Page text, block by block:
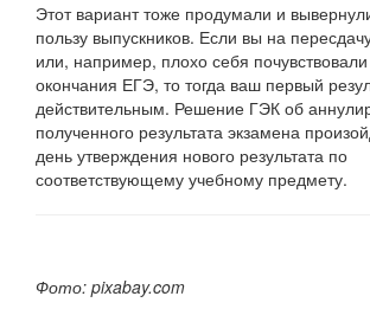
Этот вариант тоже продумали и
пользу выпускников. Если вы на
или, например, плохо себя
окончания ЕГЭ, то тогда ваш первый
действительным. Решение ГЭК об
полученного результата экзамена
день утверждения нового результата по
соответствующему учебному предмету.
Фото: pixabay.com